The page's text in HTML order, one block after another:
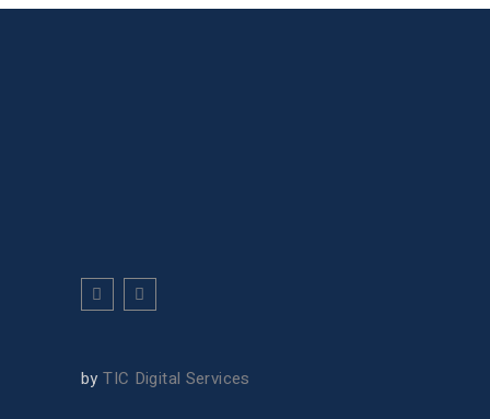
byTIC Digital Services